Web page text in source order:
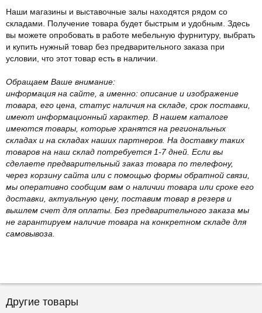
Наши магазины и выставочные залы находятся рядом со
складами. Получение товара будет быстрым и удобным. Здесь
вы можете опробовать в работе мебельную фурнитуру, выбрать
и купить нужный товар без предварительного заказа при
условии, что этот товар есть в наличии.
Обращаем Ваше внимание:
информация на сайте, а именно: описание и изображение
товара, его цена, статус наличия на складе, срок поставки,
имеют информационный характер. В нашем каталоге
имеются товары, которые хранятся на региональных
складах и на складах наших партнеров. На доставку таких
товаров на наш склад потребуется 1-7 дней. Если вы
сделаете предварительный заказ товара по телефону,
через корзину сайта или с помощью формы обратной связи,
мы оперативно сообщим вам о наличии товара или сроке его
доставки, актуальную цену, поставим товар в резерв и
вышлем счет для оплаты. Без предварительного заказа мы
не гарантируем наличие товара на конкретном складе для
самовывоза.
Другие товары